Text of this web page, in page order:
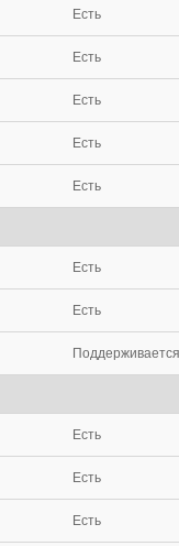
Есть
Есть
Есть
Есть
Есть
Есть
Есть
Поддерживается
Есть
Есть
Есть